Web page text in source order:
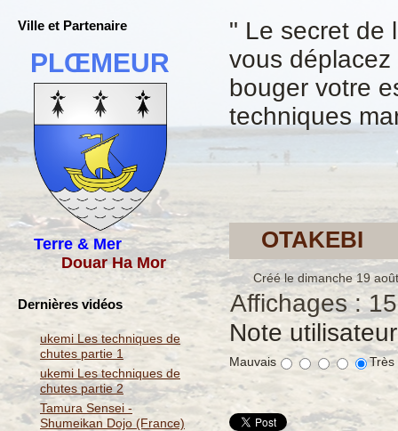
Ville et Partenaire
PLŒMEUR
Terre & Mer
Douar Ha Mor
Dernières vidéos
ukemi Les techniques de
chutes partie 1
ukemi Les techniques de
chutes partie 2
Tamura Sensei -
Shumeikan Dojo (France)
" Le secret de
vous
bouger votre
techniques
OTAKEBI
Créé le dimanche 19
Affichages :
Note
Mauvais